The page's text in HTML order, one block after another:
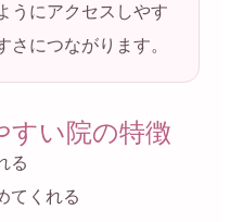
うにアクセスしやす
さにつながります。
すい院の特徴
る
てくれる